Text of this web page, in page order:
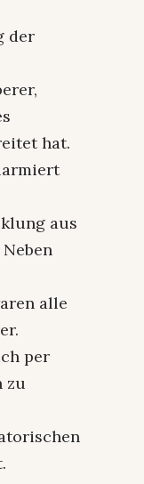
der
hat.
aus
alle
per
zu